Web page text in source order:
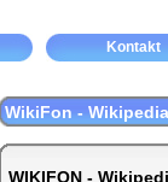
Kontakt
WikiFon -
WIKIFON -